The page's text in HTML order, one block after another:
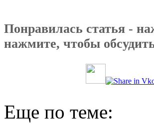
Понравилась статья -
нажмите, чтобы
Еще по теме: